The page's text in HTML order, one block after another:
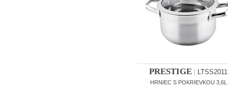
PRESTIGE LTSS2011
HRNIEC S POKRIEVKOU 3,6L